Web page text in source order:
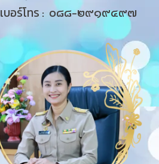
เบอร์โทร : ๐๘๘-๒๙๑๙๔๙๗